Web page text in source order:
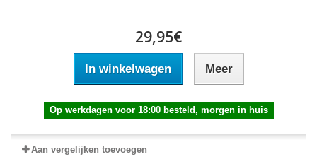
29,95€
In winkelwagen Meer
Op werkdagen voor 18:00 besteld, morgen in huis
Aan vergelijken toevoegen